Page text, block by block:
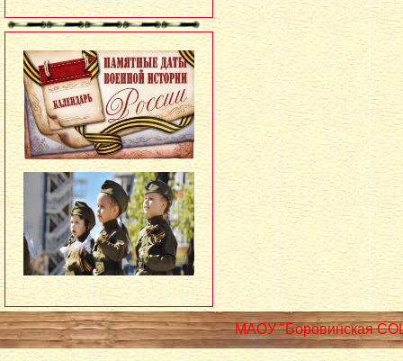
МАОУ "Боровинская